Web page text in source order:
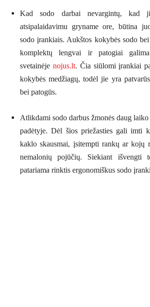
Kad sodo darbai nevargintų, kad
atsipalaidavimu gryname ore, būtina
sodo įrankiais. Aukštos kokybės sodo
komplektų lengvai ir patogiai
svetainėje nojus.lt. Čia siūlomi įrankiai
kokybės medžiagų, todėl jie yra
bei patogūs.
Atlikdami sodo darbus žmonės daug
padėtyje. Dėl šios priežasties gali imti
kaklo skausmai, įsitempti rankų ar kojų
nemalonių pojūčių. Siekiant išvengti
patariama rinktis ergonomiškus sodo